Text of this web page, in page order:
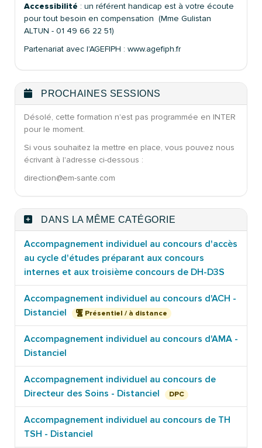
Accessibilité : un référent handicap est à votre écoute
pour tout besoin en compensation (Mme Gulistan
ALTUN - 01 49 66 22 51)
Partenariat avec l'AGEFIPH : www.agefiph.fr
PROCHAINES SESSIONS
Désolé, cette formation n'est pas programmée en INTER
pour le moment.
Si vous souhaitez la mettre en place, vous pouvez nous
écrivant à l'adresse ci-dessous :
direction@em-sante.com
DANS LA MÊME CATÉGORIE
Accompagnement individuel au concours d'accès
au cycle d'études préparant aux concours
internes et aux troisième concours de DH-D3S
Accompagnement individuel au concours d'ACH -
Distanciel
Présentiel / à distance
Accompagnement individuel au concours d'AMA -
Distanciel
Accompagnement individuel au concours de
Directeur des Soins - Distanciel
DPC
Accompagnement individuel au concours de TH
TSH - Distanciel